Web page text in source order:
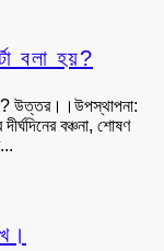
বলা হয়?
উত্তর।।উপস্থাপনা:
বঞ্চনা, শোষণ